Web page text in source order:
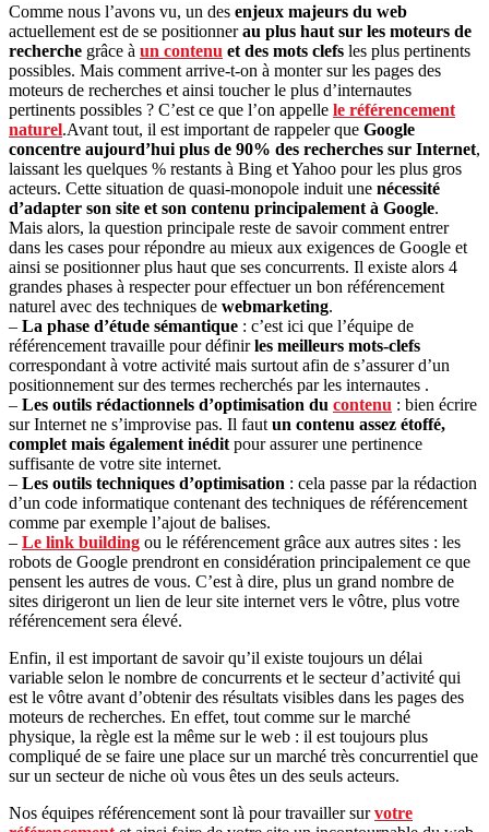
Comme nous l’avons vu, un des enjeux majeurs du web
actuellement est de se positionnerau plus haut sur les moteurs de
recherche grâce à un contenu et des mots clefs les plus pertinents
possibles. Mais comment arrive-t-on à monter sur les pages des
moteurs de recherches et ainsi toucher le plus d’internautes
pertinents possibles ? C’est ce que l’on appelle le référencement
naturel.Avant tout, il est important de rappeler que Google
concentre aujourd’hui plus de 90% des recherches sur Internet,
laissant les quelques % restants à Bing et Yahoo pour les plus gros
acteurs. Cette situation de quasi-monopole induit une nécessité
d’adapter son site et son contenu principalement à Google.
Mais alors, la question principale reste de savoir comment entrer
dans les cases pour répondre au mieux aux exigences de Google et
ainsi se positionner plus haut que ses concurrents. Il existe alors 4
grandes phases à respecter pour effectuer un bon référencement
naturel avec des techniques de webmarketing.
– La phase d’étude sémantique : c’est ici que l’équipe de
référencement travaille pour définirles meilleurs mots-clefs
correspondant à votre activité mais surtout afin de s’assurer d’un
positionnement sur des termes recherchés par les internautes .
– Les outils rédactionnels d’optimisation du contenu : bien écrire
sur Internet ne s’improvise pas. Il faut un contenu assez étoffé,
complet mais également inédit pour assurer une pertinence
suffisante de votre site internet.
– Les outils techniques d’optimisation : cela passe par la rédaction
d’un code informatique contenant des techniques de référencement
comme par exemple l’ajout de balises.
– Le link building ou le référencement grâce aux autres sites : les
robots de Google prendront en considération principalement ce que
pensent les autres de vous. C’est à dire, plus un grand nombre de
sites dirigeront un lien de leur site internet vers le vôtre, plus votre
référencement sera élevé.
Enfin, il est important de savoir qu’il existe toujours un délai
variable selon le nombre de concurrents et le secteur d’activité qui
est le vôtre avant d’obtenir des résultats visibles dans les pages des
moteurs de recherches. En effet, tout comme sur le marché
physique, la règle est la même sur le web : il est toujours plus
compliqué de se faire une place sur un marché très concurrentiel que
sur un secteur de niche où vous êtes un des seuls acteurs.
Nos équipes référencement sont là pour travailler survotre